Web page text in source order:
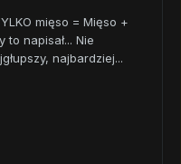
mięso = Mięso +
napisał... Nie
najbardziej...